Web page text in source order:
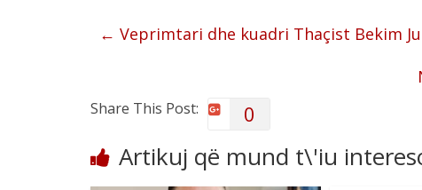
← Veprimtari dhe kuadri Thaçist Bekim
Share This Post: 0
Artikuj që mund t\'iu